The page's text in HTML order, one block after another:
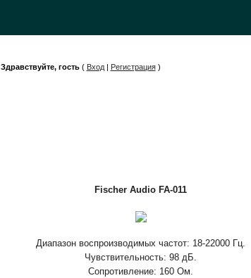
Здравствуйте, гость( Вход| Регистрация)
Fischer Audio FA-011
Диапазон воспроизводимых частот: 18-22000 Гц.
Чувствительность: 98 дБ.
Сопротивление: 160 Ом.